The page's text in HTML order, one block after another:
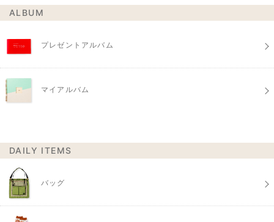
ALBUM
プレゼントアルバム
マイアルバム
DAILY ITEMS
バッグ